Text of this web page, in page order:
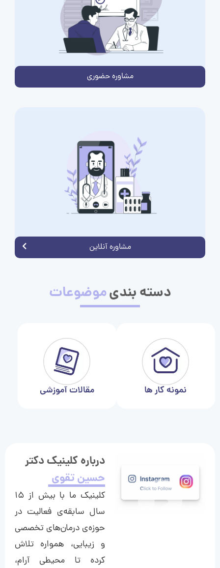
مشاوره حضوری
مشاوره آنلاین
دسته بندیموضوعات
نمونه کار ها مقالات آموزشی
درباره کلینیک دکتر
حسین تقوی
کلینیک ما با بیش از ۱۵
سال سابقه‌ی فعالیت در
حوزه‌ی درمان‌های تخصصی
و زیبایی، همواره تلاش
کرده تا محیطی آرام،